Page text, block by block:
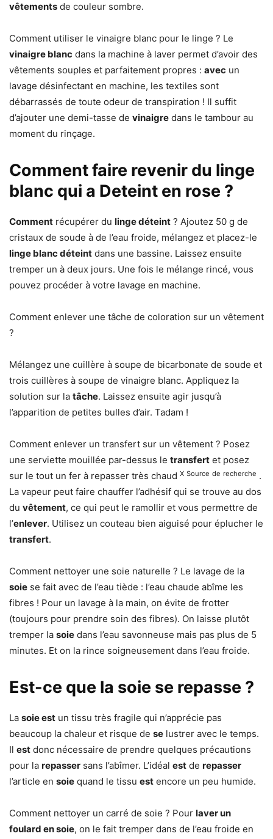
vêtements de couleur sombre.
Comment utiliser le vinaigre blanc pour le linge ? Le
vinaigre blanc dans la machine à laver permet d’avoir des
vêtements souples et parfaitement propres : avec un
lavage désinfectant en machine, les textiles sont
débarrassés de toute odeur de transpiration ! Il suffit
d’ajouter une demi-tasse de vinaigre dans le tambour au
moment du rinçage.
Comment faire revenir du linge
blanc qui a Deteint en rose ?
Comment récupérer du linge déteint ? Ajoutez 50 g de
cristaux de soude à de l’eau froide, mélangez et placez-le
linge blanc déteint dans une bassine. Laissez ensuite
tremper un à deux jours. Une fois le mélange rincé, vous
pouvez procéder à votre lavage en machine.
Comment enlever une tâche de coloration sur un vêtement
?
Mélangez une cuillère à soupe de bicarbonate de soude et
trois cuillères à soupe de vinaigre blanc. Appliquez la
solution sur la tâche. Laissez ensuite agir jusqu’à
l’apparition de petites bulles d’air. Tadam !
Comment enlever un transfert sur un vêtement ? Posez
une serviette mouillée par-dessus le transfert et posez
sur le tout un fer à repasser très chaud X Source de recherche .
La vapeur peut faire chauffer l’adhésif qui se trouve au dos
du vêtement, ce qui peut le ramollir et vous permettre de
l’enlever. Utilisez un couteau bien aiguisé pour éplucher le
transfert.
Comment nettoyer une soie naturelle ? Le lavage de la
soie se fait avec de l’eau tiède : l’eau chaude abîme les
fibres ! Pour un lavage à la main, on évite de frotter
(toujours pour prendre soin des fibres). On laisse plutôt
tremper la soie dans l’eau savonneuse mais pas plus de 5
minutes. Et on la rince soigneusement dans l’eau froide.
Est-ce que la soie se repasse ?
La soie est un tissu très fragile qui n’apprécie pas
beaucoup la chaleur et risque de se lustrer avec le temps.
Il est donc nécessaire de prendre quelques précautions
pour la repasser sans l’abîmer. L’idéal est de repasser
l’article en soie quand le tissu est encore un peu humide.
Comment nettoyer un carré de soie ? Pour laver un
foulard en soie, on le fait tremper dans de l’eau froide en